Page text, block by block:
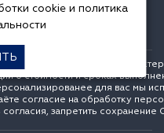
информационный
о стоимости и сроках
для вас мы
согласие на обработку
запретить сохранение
cookieи политика